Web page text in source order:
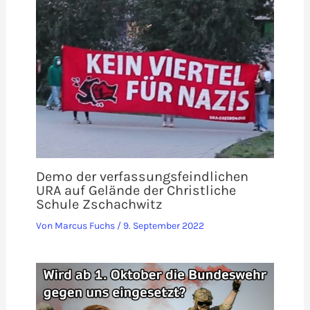
Demo der verfassungsfeindlichen
URA auf Gelände der Christliche
Schule Zschachwitz
Von Marcus Fuchs / 9. September 2022